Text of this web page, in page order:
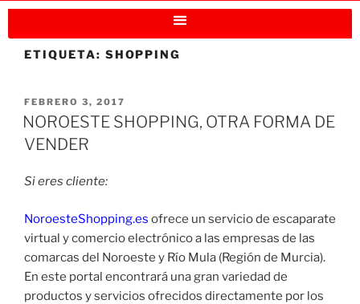
ETIQUETA: SHOPPING
FEBRERO 3, 2017
NOROESTE SHOPPING, OTRA FORMA DE
VENDER
Si eres cliente:
NoroesteShopping.es ofrece un servicio de escaparate
virtual y comercio electrónico a las empresas de las
comarcas del Noroeste y Río Mula (Región de Murcia).
En este portal encontrará una gran variedad de
productos y servicios ofrecidos directamente por los